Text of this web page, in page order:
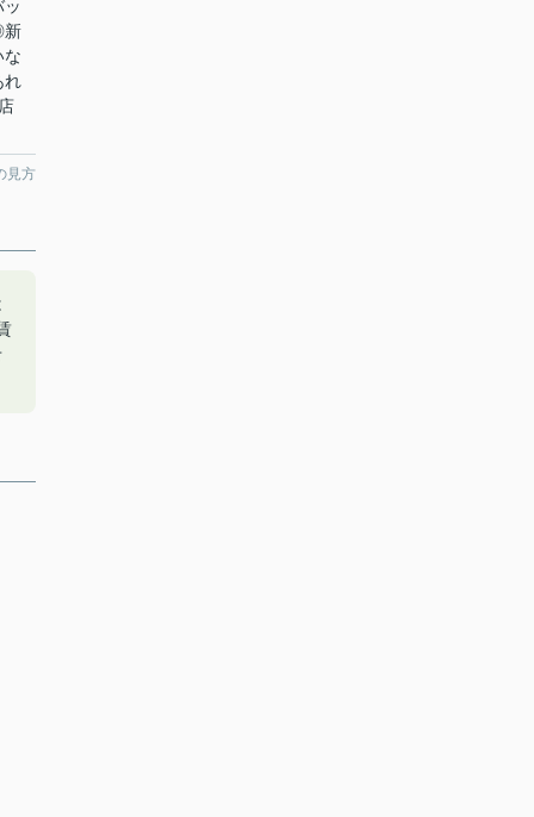
新
な
れ
見方